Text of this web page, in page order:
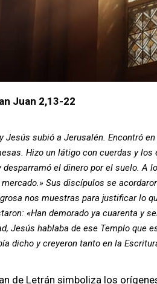
Juan 2,13-22
Jesús subió a Jerusalén. Encontró
Hizo un látigo con cuerdas y
el dinero por el suelo. A
Sus discípulos se
nos muestras para justificar lo
«Han demorado ya cuarenta y
Jesús hablaba de ese Templo que
dicho y creyeron tanto en la
de Letrán simboliza los